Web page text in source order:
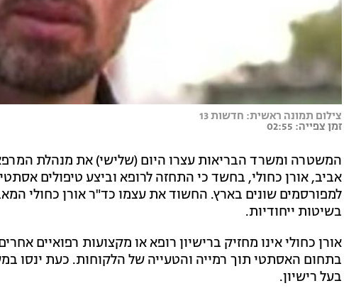
צילום תמונה ראשית: חדשות 13
זמן צפייה: 02:55
אביב, אורן כחולי, בחשד כי התחזה לרופא וביצע טיפולים
למפורסמים שונים בארץ. החשוד את עצמו כד"ר אורן כחולי
בשיטות ייחודיות.
אורן כחולי אינו מחזיק ברישיון רופא או מקצועות רפואיים
בתחום האסתטי תוך רמייה והטעייה של הלקוחות. כעת ינסו
בעל רישיון.